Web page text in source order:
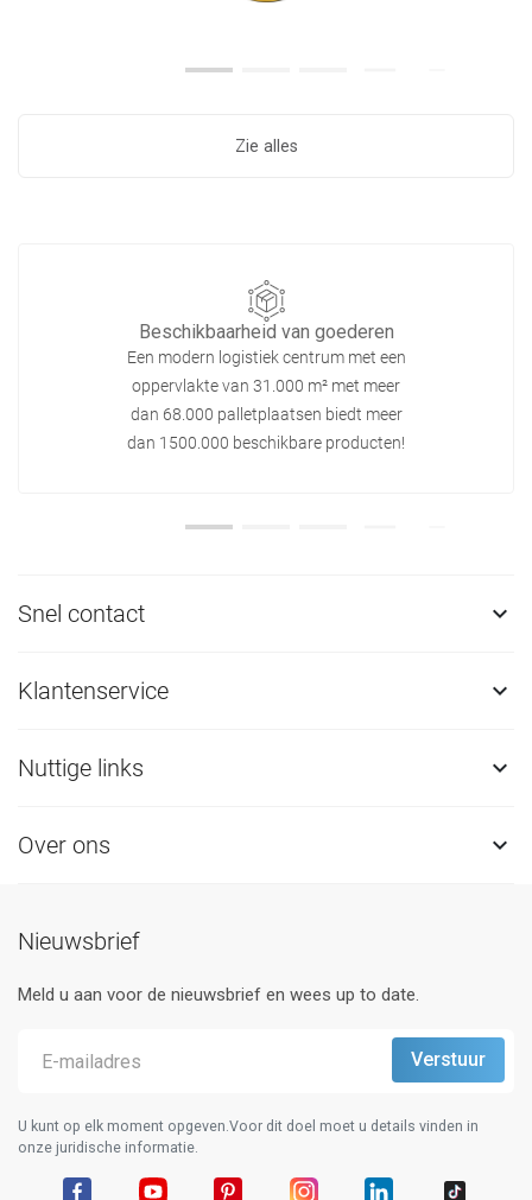
Zie alles
Beschikbaarheid van goederen
Een modern logistiek centrum met een
oppervlakte van 31.000 m² met meer
dan 68.000 palletplaatsen biedt meer
dan 1500.000 beschikbare producten!
Snel contact 
Klantenservice 
Nuttige links 
Over ons 
Nieuwsbrief
Meld u aan voor de nieuwsbrief en wees up to date.
U kunt op elk moment opgeven.Voor dit doel moet u details vinden in
onze juridische informatie.